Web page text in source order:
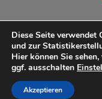
Diese Seite verwendet
und zur
Hier können Sie
ggf. ausschalten
Akzeptieren